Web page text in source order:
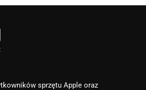
sprzętu Apple oraz